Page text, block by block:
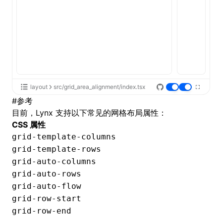
layout src/grid_area_alignment/index.tsx
#参考
目前，Lynx 支持以下常见的网格布局属性：
CSS 属性
grid-template-columns
grid-template-rows
grid-auto-columns
grid-auto-rows
grid-auto-flow
grid-row-start
grid-row-end